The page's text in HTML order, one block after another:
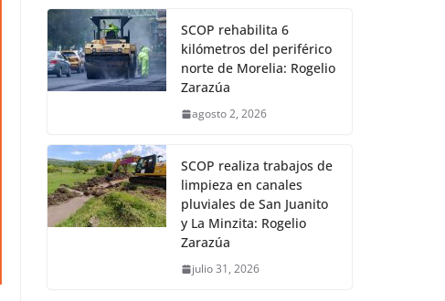
SCOP rehabilita 6
kilómetros del periférico
norte de Morelia: Rogelio
Zarazúa
agosto 2, 2026
SCOP realiza trabajos de
limpieza en canales
pluviales de San Juanito
y La Minzita: Rogelio
Zarazúa
julio 31, 2026